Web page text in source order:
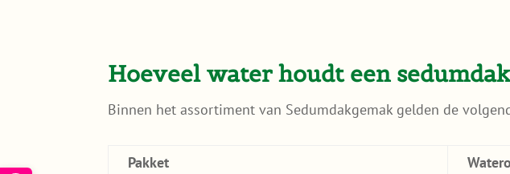
Hoeveel water houdt een
Binnen het assortiment van Sedumdakgemak gelden de
Pakket